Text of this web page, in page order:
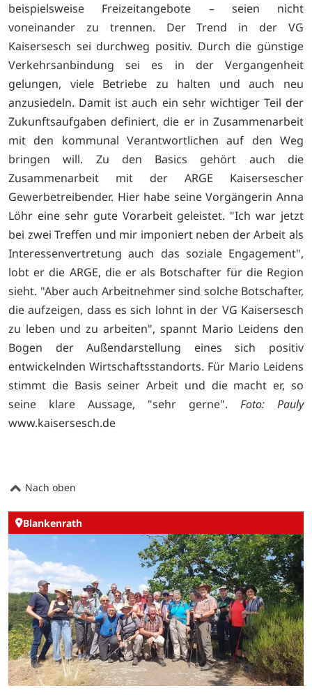
beispielsweise Freizeitangebote – seien nicht
voneinander zu trennen. Der Trend in der VG
Kaisersesch sei durchweg positiv. Durch die günstige
Verkehrsanbindung sei es in der Vergangenheit
gelungen, viele Betriebe zu halten und auch neu
anzusiedeln. Damit ist auch ein sehr wichtiger Teil der
Zukunftsaufgaben definiert, die er in Zusammenarbeit
mit den kommunal Verantwortlichen auf den Weg
bringen will. Zu den Basics gehört auch die
Zusammenarbeit mit der ARGE Kaisersescher
Gewerbetreibender. Hier habe seine Vorgängerin Anna
Löhr eine sehr gute Vorarbeit geleistet. "Ich war jetzt
bei zwei Treffen und mir imponiert neben der Arbeit als
Interessenvertretung auch das soziale Engagement",
lobt er die ARGE, die er als Botschafter für die Region
sieht. "Aber auch Arbeitnehmer sind solche Botschafter,
die aufzeigen, dass es sich lohnt in der VG Kaisersesch
zu leben und zu arbeiten", spannt Mario Leidens den
Bogen der Außendarstellung eines sich positiv
entwickelnden Wirtschaftsstandorts. Für Mario Leidens
stimmt die Basis seiner Arbeit und die macht er, so
seine klare Aussage, "sehr gerne". Foto: Pauly
www.kaisersesch.de
Nach oben
Blankenrath